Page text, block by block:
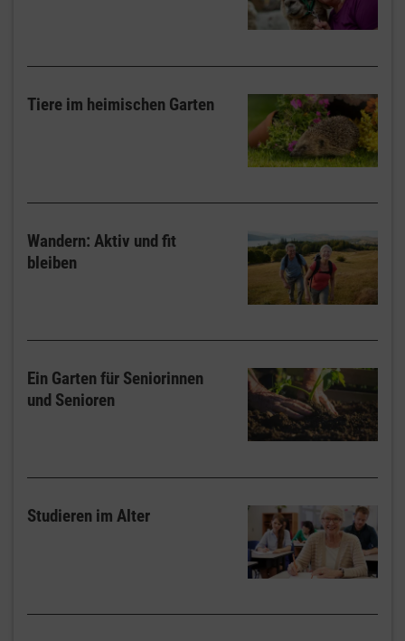
Tiere im heimischen Garten
Wandern: Aktiv und fit
bleiben
Ein Garten für Seniorinnen
und Senioren
Studieren im Alter